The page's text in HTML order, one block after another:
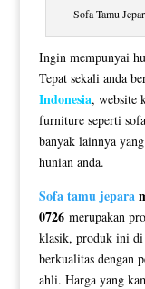
Sofa Tamu
Ingin mempunyai
Tepat sekali anda
Indonesia, website
furniture seperti
banyak lainnya
hunian anda.
Sofa tamu jepara
0726merupakan
klasik, produk ini di
berkualitas dengan
ahli. Harga yang